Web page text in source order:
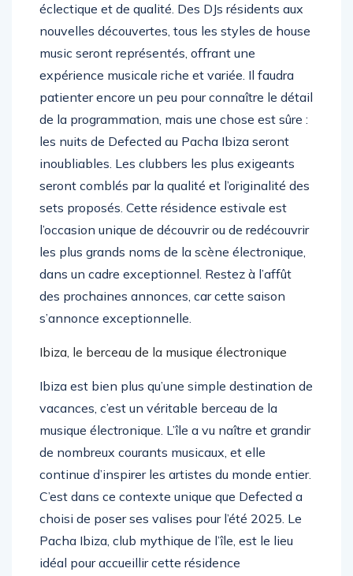
éclectique et de qualité. Des DJs résidents aux
nouvelles découvertes, tous les styles de house
music seront représentés, offrant une
expérience musicale riche et variée. Il faudra
patienter encore un peu pour connaître le détail
de la programmation, mais une chose est sûre :
les nuits de Defected au Pacha Ibiza seront
inoubliables. Les clubbers les plus exigeants
seront comblés par la qualité et l’originalité des
sets proposés. Cette résidence estivale est
l’occasion unique de découvrir ou de redécouvrir
les plus grands noms de la scène électronique,
dans un cadre exceptionnel. Restez à l’affût
des prochaines annonces, car cette saison
s’annonce exceptionnelle.
Ibiza, le berceau de la musique électronique
Ibiza est bien plus qu’une simple destination de
vacances, c’est un véritable berceau de la
musique électronique. L’île a vu naître et grandir
de nombreux courants musicaux, et elle
continue d’inspirer les artistes du monde entier.
C’est dans ce contexte unique que Defected a
choisi de poser ses valises pour l’été 2025. Le
Pacha Ibiza, club mythique de l’île, est le lieu
idéal pour accueillir cette résidence